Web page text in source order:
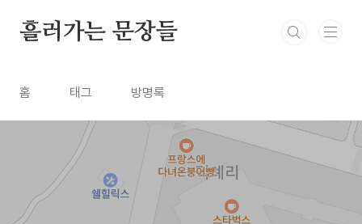
흘러가는 문장들
홈 태그 방명록